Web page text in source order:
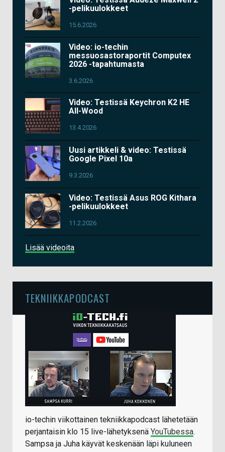
-pelikuulokkeet
15.6.2026
Video: io-techin
messuosastoraportit Computex
2026 -tapahtumasta
3.6.2026
Video: Testissä Keychron K2 HE
All-Wood
13.4.2026
Uusi artikkeli & video: Testissä
Google Pixel 10a
9.3.2026
Video: Testissä Asus ROG Kithara
-pelikuulokkeet
11.2.2026
Lisää videoita
TEKNIIKKAPODCAST
io-techin viikottainen tekniikkapodcast lähetetään
perjantaisin klo 15 live-lähetyksenä YouTubessa.
Sampsa ja Juha käyvät keskenään läpi kuluneen